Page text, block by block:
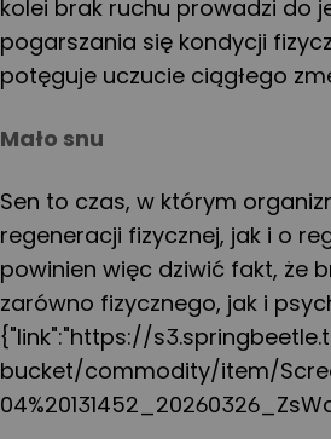
kolei brak ruchu prowadzi do
pogarszania się kondycji
potęguje uczucie ciągłego
Mało snu
Sen to czas, w którym
regeneracji fizycznej, jak i o
powinien więc dziwić fakt, że
zarówno fizycznego, jak i
{"link":"https://
bucket/commodity/item/